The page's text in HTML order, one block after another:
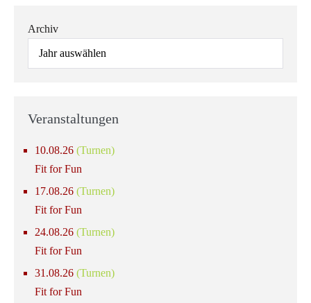
Archiv
Veranstaltungen
10.08.26 (Turnen)
Fit for Fun
17.08.26 (Turnen)
Fit for Fun
24.08.26 (Turnen)
Fit for Fun
31.08.26 (Turnen)
Fit for Fun